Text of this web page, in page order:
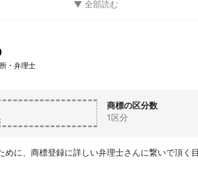
ールでのご対応が迅速でスムーズにやり取りがで
ざいました。
申し上げます。
・弁理士
商標の区分数
1区分
めに、商標登録に詳しい弁理士さんに繋いで頂く